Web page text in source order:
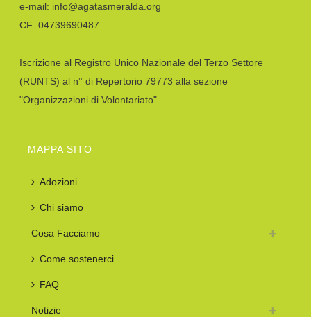
e-mail: info@agatasmeralda.org
CF: 04739690487
Iscrizione al Registro Unico Nazionale del Terzo Settore
(RUNTS) al n° di Repertorio 79773 alla sezione
"Organizzazioni di Volontariato"
MAPPA SITO
Adozioni
Chi siamo
Cosa Facciamo
Come sostenerci
FAQ
Notizie